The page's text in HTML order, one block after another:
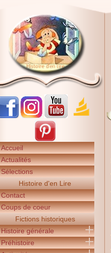
Accueil
Actualités
Sélections
Histoire d'en Lire
Contact
Coups de coeur
Fictions historiques
Histoire générale
Préhistoire